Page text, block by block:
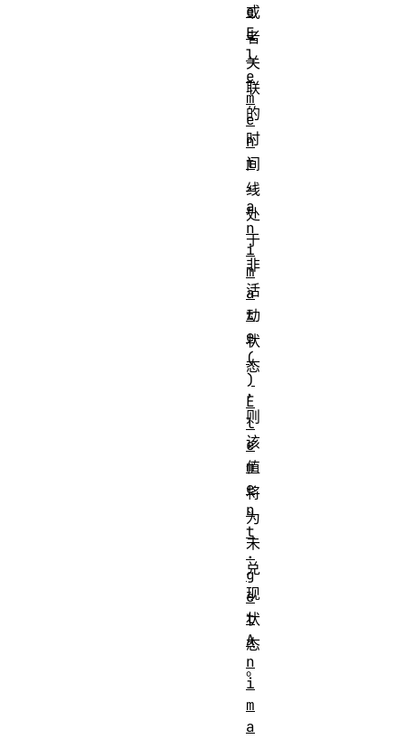
或
者
关
联
的
时
间
线
处
于
非
活
动
状
态
，
则
该
值
将
为
未
兑
现
状
态
。
e
E
l
e
m
e
n
t
.
a
n
i
m
a
t
e
(
)
E
l
e
m
e
n
t
.
g
e
t
A
n
i
m
a